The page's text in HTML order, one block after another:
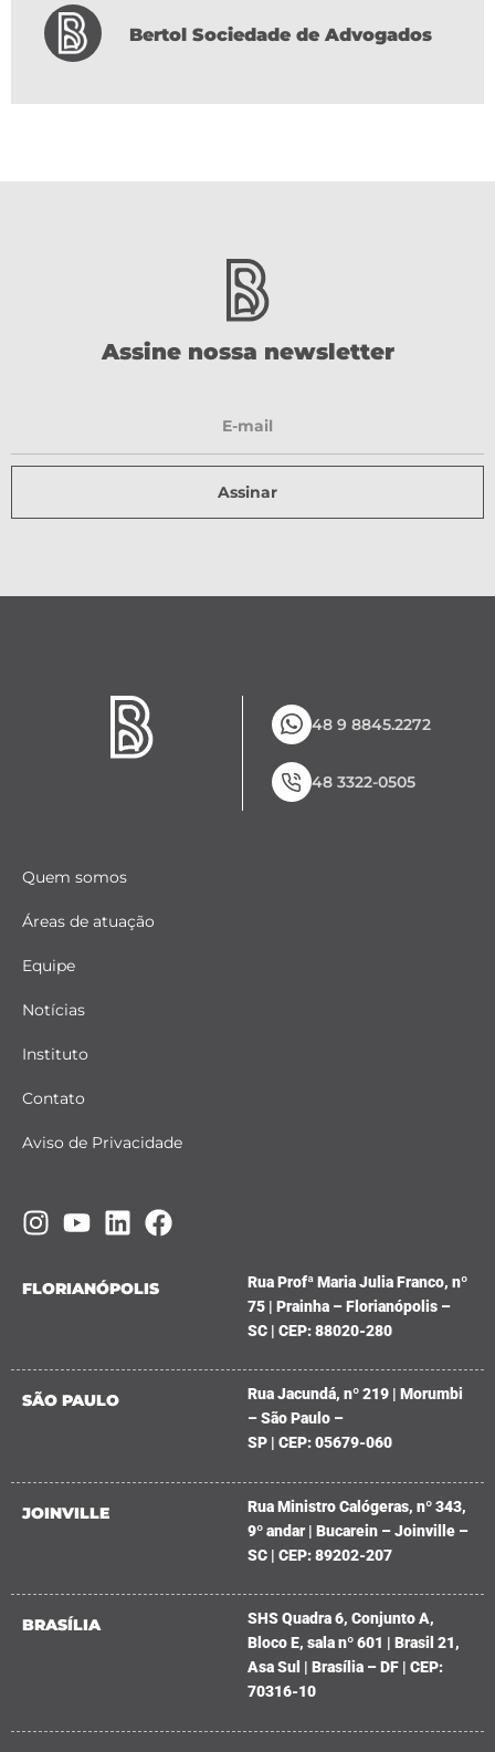
Bertol Sociedade de Advogados
Assine nossa newsletter
Assinar
48 9 8845.2272
48 3322-0505
Quem somos
Áreas de atuação
Equipe
Notícias
Instituto
Contato
Aviso de Privacidade
FLORIANÓPOLIS
Rua Profª Maria Julia Franco, nº
75 | Prainha – Florianópolis –
SC | CEP: 88020-280
SÃO PAULO
Rua Jacundá, nº 219 | Morumbi
– São Paulo –
SP | CEP: 05679-060
JOINVILLE
Rua Ministro Calógeras, nº 343,
9º andar | Bucarein – Joinville –
SC | CEP: 89202-207
BRASÍLIA
SHS Quadra 6, Conjunto A,
Bloco E, sala nº 601 | Brasil 21,
Asa Sul | Brasília – DF | CEP:
70316-10